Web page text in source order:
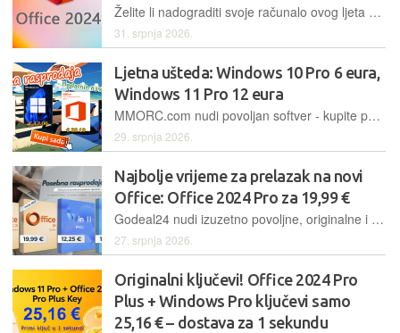
Želite li nadograditi svoje računalo ovog ljeta bez trošenja bogatstva na softver? Posjetite VIP-CDKDeals
31. srpnja 2026.
Ljetna ušteda: Windows 10 Pro 6 eura,
Windows 11 Pro 12 eura
MMORC.com nudi povoljan softver - kupite paket koji uključuje Office 2021 Pro i Windows 11 Pro za samo 36,44 € i opremite računalo novim trajno aktiviranim originalnim softverom
29. srpnja 2026.
Najbolje vrijeme za prelazak na novi
Office: Office 2024 Pro za 19,99 €
Godeal24 nudi izuzetno povoljne, originalne i trajno aktivirane Windows i Office softverske pakete. Windows 11 Pro samo 12,25 €, Office 2024 Pro samo 19,99 €, Office 2021 Home and Business za Mac 49,99 €
27. srpnja 2026.
Originalni ključevi! Office 2024 Pro
Plus + Windows Pro ključevi samo
25,16 € – dostava za 1 sekundu